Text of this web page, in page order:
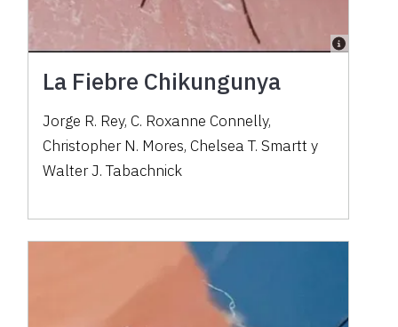
La Fiebre Chikungunya
Jorge R. Rey, C. Roxanne Connelly,
Christopher N. Mores, Chelsea T. Smartt y
Walter J. Tabachnick